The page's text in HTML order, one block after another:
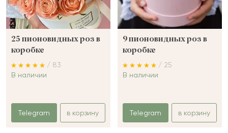
25 пионовидных роз в
коробке
/ 83
В наличии
Telegram в корзину
9 пионовидных роз в
коробке
/ 25
В наличии
Telegram в корзину